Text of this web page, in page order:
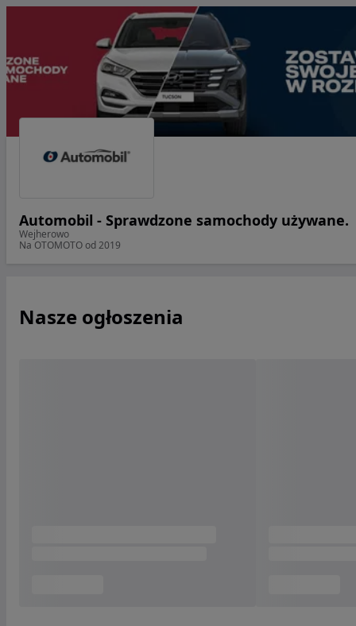
Automobil - Sprawdzone samochody używane.
Wejherowo
Na OTOMOTO od 2019
Nasze ogłoszenia